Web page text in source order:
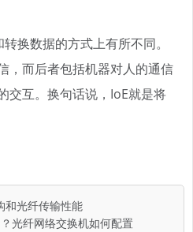
换数据的方式上有所不同。
，而后者包括机器对人的通信
交互。换句话说，IoE就是将
和光纤传输性能
光纤网络交换机如何配置